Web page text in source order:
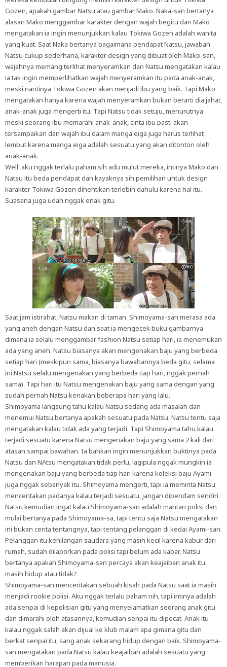
Gozen, apakah gambar Natsu atau gambar Mako. Naka-san bertanya
alasan Mako menggambar karakter dengan wajah begitu dan Mako
mengatakan ia ingin menunjukkan kalau Tokiwa Gozen adalah wanita
yang kuat. Saat Naka bertanya bagaimana pendapat Natsu, jawaban
Natsu cukup sederhana, karakter design yang dibuat oleh Mako-san,
wajahnya memang terlihat menyeramkan dan Natsu mengatakan kalau
ia tak ingin memperlihatkan wajah menyeramkan itu pada anak-anak,
meski nantinya Tokiwa Gozen akan menjadi ibu yang baik. Tapi Mako
mengatakan hanya karena wajah menyeramkan bukan berarti dia jahat,
anak-anak juga mengerti itu. Tapi Natsu tidak setuju, menurutnya
meski seorang ibu memarahi anak-anak, cinta ibu pasti akan
tersampaikan dan wajah ibu dalam manga eiga juga harus terlihat
lembut karena manga eiga adalah sesuatu yang akan ditonton oleh
anak-anak.
Well, aku nggak terlalu paham sih adu mulut mereka, intinya Mako dan
Natsu itu beda pendapat dan kayaknya sih pemilihan untuk design
karakter Tokiwa Gozen dihentikan terlebih dahulu karena hal itu.
Suasana juga udah nggak enak gitu.
Saat jam istirahat, Natsu makan di taman. Shimoyama-san merasa ada
yang aneh dengan Natsu dan saat ia mengecek buku gambarnya
dimana ia selalu menggambar fashion Natsu setiap hari, ia menemukan
ada yang aneh. Natsu biasanya akan mengenakan baju yang berbeda
setiap hari (meskipun sama, biasanya bawahannya beda gitu, selama
ini Natsu selalu mengenakan yang berbeda tiap hari, nggak pernah
sama). Tapi hari itu Natsu mengenakan baju yang sama dengan yang
sudah pernah Natsu kenakan beberapa hari yang lalu.
Shimoyama langsung tahu kalau Natsu sedang ada masalah dan
menemui Natsu bertanya apakah sesuatu pada Natsu. Natsu tentu saja
mengatakan kalau tidak ada yang terjadi. Tapi Shimoyama tahu kalau
terjadi sesuatu karena Natsu mengenakan baju yang sama 2 kali dari
atasan sampai bawahan. Ia bahkan ingin menunjukkan buktinya pada
Natsu dan NAtsu mengatakan tidak perlu, lagipula nggak mungkin ia
mengenakan baju yang berbeda tiap hari karena koleksi baju Ayami
juga nggak sebanyak itu. Shimoyama mengerti, tapi ia meminta Natsu
menceritakan padanya kalau terjadi sesuatu, jangan dipendam sendiri.
Natsu kemudian ingat kalau Shimoyama-san adalah mantan polisi dan
mulai bertanya pada Shimoyama-sa, tapi tentu saja Natsu mengatakan
ini bukan cerita tentangnya, tapi tentang pelanggan di kedai Ayami-san.
Pelanggan itu kehilangan saudara yang masih kecil karena kabur dari
rumah, sudah dilaporkan pada polisi tapi belum ada kabar, Natsu
bertanya apakah Shimoyama-san percaya akan keajaiban anak itu
masih hidup atau tidak?
Shimoyama-san menceritakan sebuah kisah pada Natsu saat ia masih
menjadi rookie polisi. Aku nggak terlalu paham nih, tapi intinya adalah
ada senpai di kepolisian gitu yang menyelamatkan seorang anak gitu
dan dimarahi oleh atasannya, kemudian senpai itu dipecat. Anak itu
kalau nggak salah akan dijual ke klub malam apa gimana gitu dan
berkat senpai itu, sang anak sekarang hidup dengan baik. Shimoyama-
san mengatakan pada Natsu kalau keajaiban adalah sesuatu yang
memberikan harapan pada manusia.